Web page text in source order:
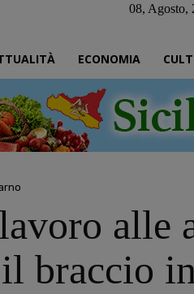
08, Agosto,
ECONOMIA
alle
braccio